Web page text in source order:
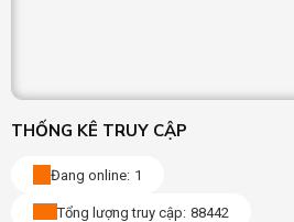
THỐNG KÊ TRUY CẬP
Đang online: 1
Tổng lượng truy cập: 88442